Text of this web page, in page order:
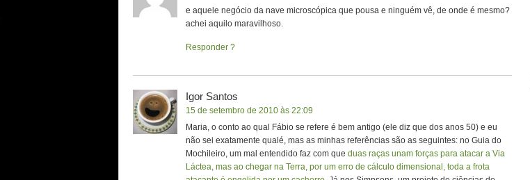
e aquele negócio da nave microscópica que pousa e ninguém vê, de onde é mesmo?
achei aquilo maravilhoso.
Responder
Igor Santos
15 de setembro de 2010 às 22:09
Maria, o conto ao qual Fábio se refere é bem antigo (ele diz que dos anos 50) e eu
não sei exatamente qualé, mas as minhas referências são as seguintes: no Guia do
Mochileiro, um mal entendido faz com que duas raças unam forças para atacar a Via
Láctea, mas ao chegar na Terra, por um erro de cálculo dimensional, toda a frota